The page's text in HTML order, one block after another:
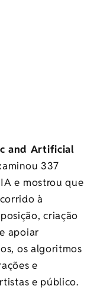
and Artificial
337
e mostrou que
à
criação
apoiar
os algoritmos
e
e público.